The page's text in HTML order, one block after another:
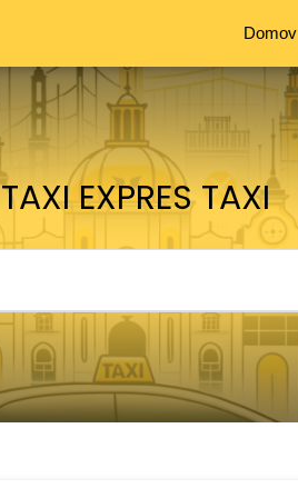
Domov
TAXI EXPRES TAXI